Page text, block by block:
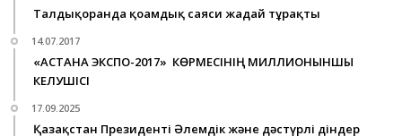
Талдықорғанда қоғамдық саяси жағдай тұрақты
14.07.2017
«АСТАНА ЭКСПО-2017» КӨРМЕСІНІҢ МИЛЛИОНЫНШЫ
КЕЛУШІСІ
17.09.2025
Қазақстан Президенті Әлемдік және дәстүрлі діндер